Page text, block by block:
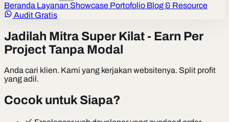
Beranda Layanan Showcase Portofolio Blog & Resource
Audit Gratis
Jadilah Mitra Super Kilat - Earn Per
Project Tanpa Modal
Anda cari klien. Kami yang kerjakan websitenya. Split profit
yang adil.
Cocok untuk Siapa?